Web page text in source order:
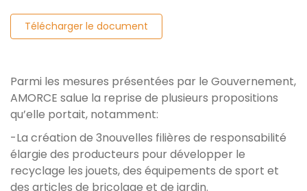
Télécharger le document
Parmi les mesures présentées par le Gouvernement,
AMORCE salue la reprise de plusieurs propositions
qu’elle portait, notamment:
-La création de 3nouvelles filières de responsabilité
élargie des producteurs pour développer le
recyclage les jouets, des équipements de sport et
des articles de bricolage et de jardin.